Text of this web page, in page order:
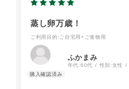
蒸し卵万歳！
ご利用目的 :ご自宅用+ご進物用
ふかまみ
年代:60代 性別:女性